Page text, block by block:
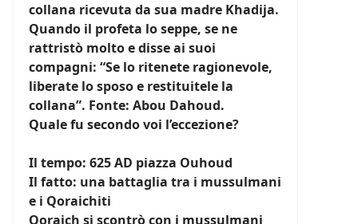
collana ricevuta da sua madre Khadija.
Quando il profeta lo seppe, se ne
rattristò molto e disse ai suoi
compagni: “Se lo ritenete ragionevole,
liberate lo sposo e restituitele la
collana”. Fonte: Abou Dahoud.
Quale fu secondo voi l’eccezione?
Il tempo: 625 AD piazza Ouhoud
Il fatto: una battaglia tra i mussulmani
e i Qoraichiti
Qoraich si scontrò con i mussulmani